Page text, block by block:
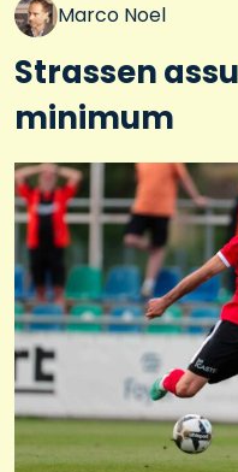
Marco Noel
Strassen
minimum